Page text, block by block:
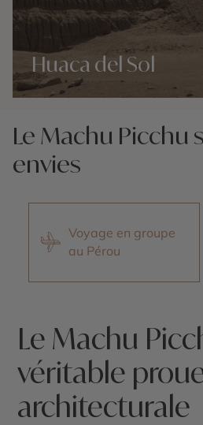
Huaca del Sol
Le Machu Picchu
envies
Voyage en groupe
au Pérou
Le Machu
véritable
architecturale